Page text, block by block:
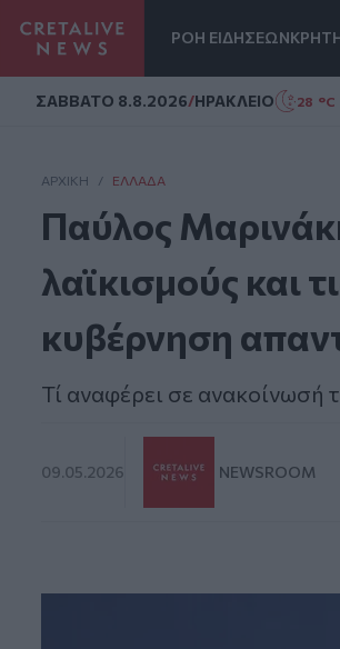
ΡΟΗ ΕΙΔΗΣΕΩΝ
ΣAΒΒΑΤΟ 8.8.2026/ΗΡΑΚΛΕΙΟ 28 °C
ΑΡΧΙΚΗ / ΕΛΛΆΔΑ
Παύλος
λαϊκισμούς και
κυβέρνηση
Τί αναφέρει σε ανακοίνωσή
09.05.2026 NEWSROOM